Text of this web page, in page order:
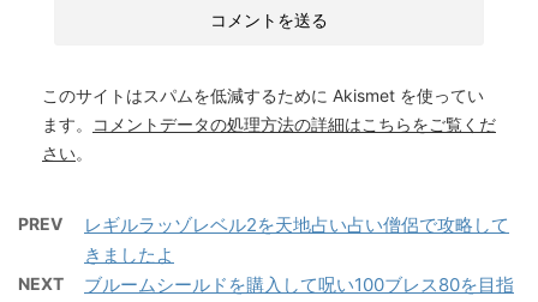
このサイトはスパムを低減するために Akismet を使ってい
ます。
コメントデータの処理方法の詳細はこちらをご覧くだ
さい。
PREV
レギルラッゾレベル2を天地占い占い僧侶で攻略して
きましたよ
NEXT
ブルームシールドを購入して呪い100ブレス80を目指